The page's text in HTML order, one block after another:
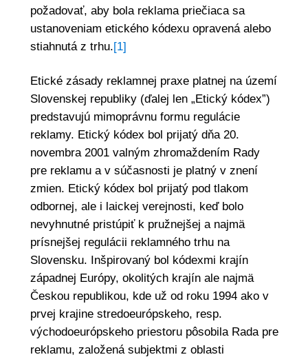
požadovať, aby bola reklama priečiaca sa
ustanoveniam etického kódexu opravená alebo
stiahnutá z trhu.[1]
Etické zásady reklamnej praxe platnej na území
Slovenskej republiky (ďalej len „Etický kódex”)
predstavujú mimoprávnu formu regulácie
reklamy. Etický kódex bol prijatý dňa 20.
novembra 2001 valným zhromaždením Rady
pre reklamu a v súčasnosti je platný v znení
zmien. Etický kódex bol prijatý pod tlakom
odbornej, ale i laickej verejnosti, keď bolo
nevyhnutné pristúpiť k pružnejšej a najmä
prísnejšej regulácii reklamného trhu na
Slovensku. Inšpirovaný bol kódexmi krajín
západnej Európy, okolitých krajín ale najmä
Českou republikou, kde už od roku 1994 ako v
prvej krajine stredoeurópskeho, resp.
východoeurópskeho priestoru pôsobila Rada pre
reklamu, založená subjektmi z oblasti